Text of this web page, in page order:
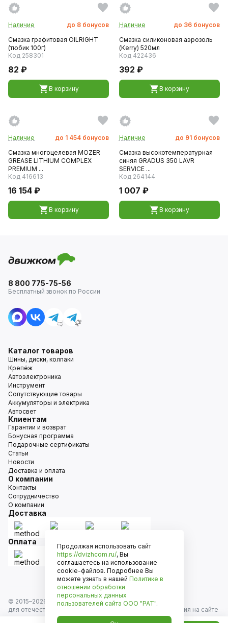
Наличие до 8 бонусов
Смазка графитовая OILRIGHT
(тюбик 100г)
Код 258301
82 ₽
В корзину
Наличие до 36 бонусов
Смазка силиконовая аэрозоль
(Kerry) 520мл
Код 422436
392 ₽
В корзину
Наличие до 1 454 бонусов
Смазка многоцелевая МОZER
GREASE LITHIUM COMPLEX
PREMIUM ...
Код 416613
16 154 ₽
В корзину
Наличие до 91 бонусов
Смазка высокотемпературная
синяя GRADUS 350 LAVR
SERVICE ...
Код 264144
1 007 ₽
В корзину
8 800 775-75-56
Бесплатный звонок по России
Каталог товаров
Шины, диски, колпаки
Крепёж
Автоэлектроника
Инструмент
Сопутствующие товары
Аккумуляторы и электрика
Автосвет
Клиентам
Гарантии и возврат
Бонусная программа
Подарочные сертификаты
Статьи
Новости
Доставка и оплата
О компании
Контакты
Сотрудничество
О компании
Доставка
Оплата
© 2015–2026
Движком — сеть магазинов автозапчастей
для отечественных автомобилей и иномарок. Информация на сайте
носит исключительно информационный характер и не является
Продолжая использовать сайт
https://dvizhcom.ru/, Вы
соглашаетесь на использование
cookie-файлов. Подробнее Вы
можете узнать в нашей Политике в
отношении обработки
персональных данных
пользователей сайта ООО "РАТ".